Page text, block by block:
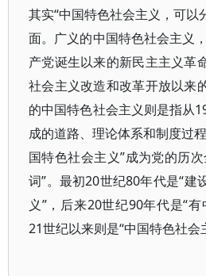
其实“中国特色社会主义，可以
面。广义的中国特色社会主义
产党诞生以来的新民主主义革
社会主义改造和改革开放以来
的中国特色社会主义则是指从
成的道路、理论体系和制度过
国特色社会主义”成为党的历
词”。最初20世纪80年代是“建
义”，后来20世纪90年代是“有
21世纪以来则是“中国特色社会